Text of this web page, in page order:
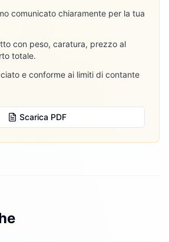
comunicato chiaramente per la tua
con peso, caratura, prezzo al
totale.
e conforme ai limiti di contante
Scarica PDF